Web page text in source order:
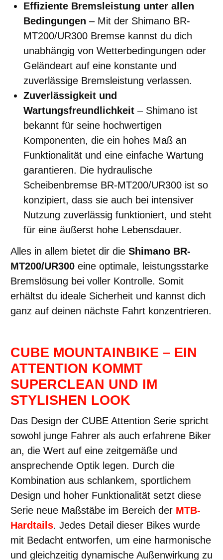
Effiziente Bremsleistung unter allen
Bedingungen – Mit der Shimano BR-
MT200/UR300 Bremse kannst du dich
unabhängig von Wetterbedingungen oder
Geländeart auf eine konstante und
zuverlässige Bremsleistung verlassen.
Zuverlässigkeit und
Wartungsfreundlichkeit– Shimano ist
bekannt für seine hochwertigen
Komponenten, die ein hohes Maß an
Funktionalität und eine einfache Wartung
garantieren. Die hydraulische
Scheibenbremse BR-MT200/UR300 ist so
konzipiert, dass sie auch bei intensiver
Nutzung zuverlässig funktioniert, und steht
für eine äußerst hohe Lebensdauer.
Alles in allem bietet dir die Shimano BR-
MT200/UR300 eine optimale, leistungsstarke
Bremslösung bei voller Kontrolle. Somit
erhältst du ideale Sicherheit und kannst dich
ganz auf deinen nächste Fahrt konzentrieren.
CUBE MOUNTAINBIKE – EIN
ATTENTION KOMMT
SUPERCLEAN UND IM
STYLISHEN LOOK
Das Design der CUBE Attention Serie spricht
sowohl junge Fahrer als auch erfahrene Biker
an, die Wert auf eine zeitgemäße und
ansprechende Optik legen. Durch die
Kombination aus schlankem, sportlichem
Design und hoher Funktionalität setzt diese
Serie neue Maßstäbe im Bereich der MTB-
Hardtails. Jedes Detail dieser Bikes wurde
mit Bedacht entworfen, um eine harmonische
und gleichzeitig dynamische Außenwirkung zu